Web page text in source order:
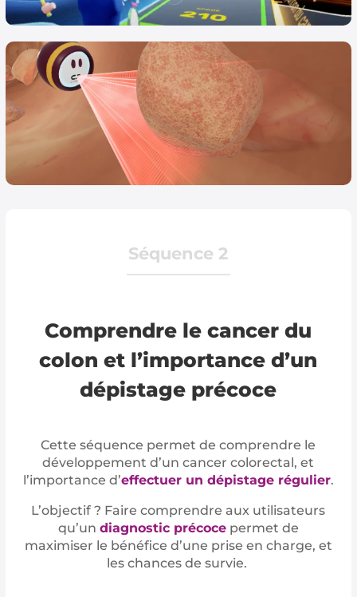
Séquence 2
Comprendre le cancer du
colon et l’importance d’un
dépistage précoce
Cette séquence permet de comprendre le
développement d’un cancer colorectal, et
l’importance d’effectuer un dépistage régulier.
L’objectif ? Faire comprendre aux utilisateurs
qu’un diagnostic précocepermet de
maximiser le bénéfice d’une prise en charge, et
les chances de survie.